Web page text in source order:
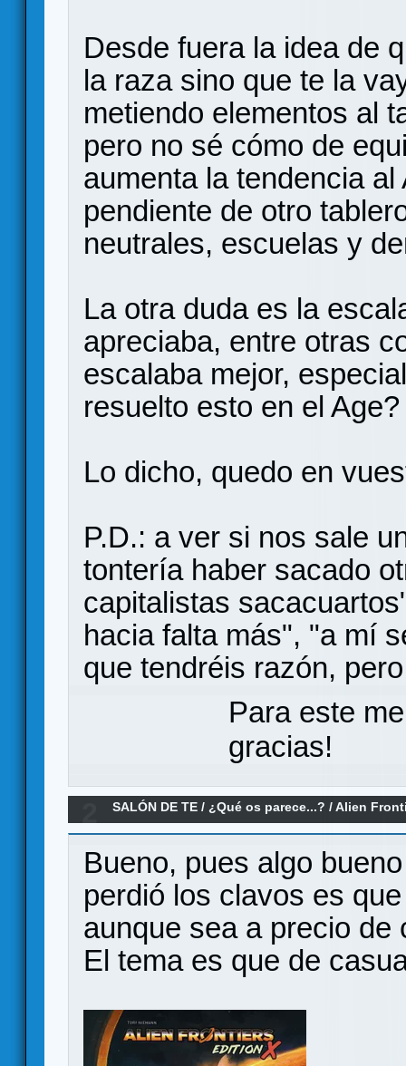
Desde fuera la idea de
la raza sino que te la
metiendo elementos al
pero no sé cómo de
aumenta la tendencia
pendiente de otro
neutrales, escuelas y
La otra duda es la
apreciaba, entre otras
escalaba mejor,
resuelto esto en el Age?
Lo dicho, quedo en
P.D.: a ver si nos sale
tontería haber sacado
capitalistas
hacia falta más", "a mí
que tendréis razón,
Para este
gracias!
SALÓN DE TE /¿Qué os parece...? /Alien
parece?
Bueno, pues algo
perdió los clavos es
aunque sea a precio de
El tema es que de